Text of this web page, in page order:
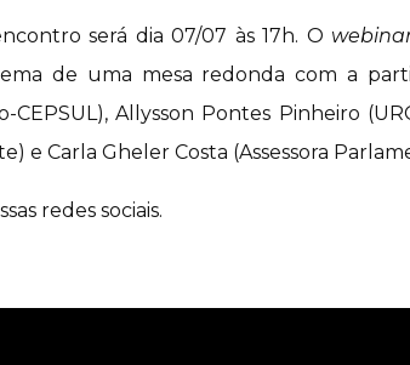
será dia 07/07 às 17h. O
de uma mesa redonda com a
CEPSUL), Allysson Pontes Pinheiro
e Carla Gheler Costa (Assessora
redes sociais.